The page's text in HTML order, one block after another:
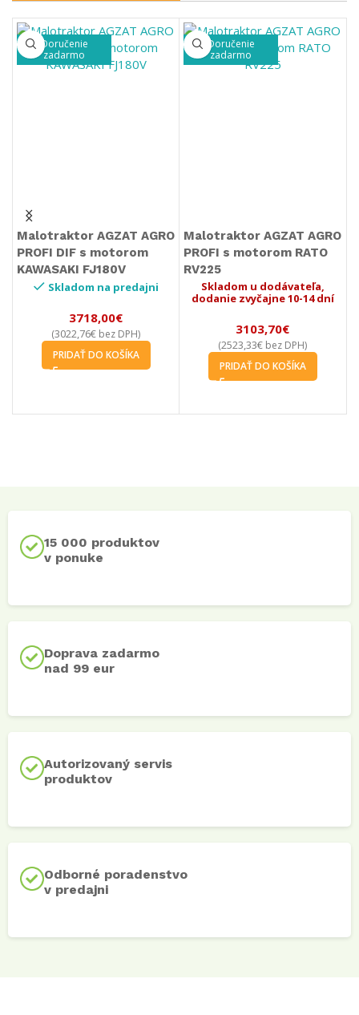
Doručenie
zadarmo
Malotraktor AGZAT AGRO
PROFI DIF s motorom
KAWASAKI FJ180V
Skladom na predajni
3718,00€
(3022,76€ bez DPH)
PRIDAŤ DO KOŠÍKA
Doručenie
zadarmo
Malotraktor AGZAT AGRO
PROFI s motorom RATO
RV225
Skladom u dodávateľa,
dodanie zvyčajne 10-14 dní
3103,70€
(2523,33€ bez DPH)
PRIDAŤ DO KOŠÍKA
15 000 produktov
v ponuke
Doprava zadarmo
nad 99 eur
Autorizovaný servis
produktov
Odborné poradenstvo
v predajni